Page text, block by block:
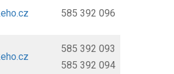
585 392 096
585 392 093
585 392 094